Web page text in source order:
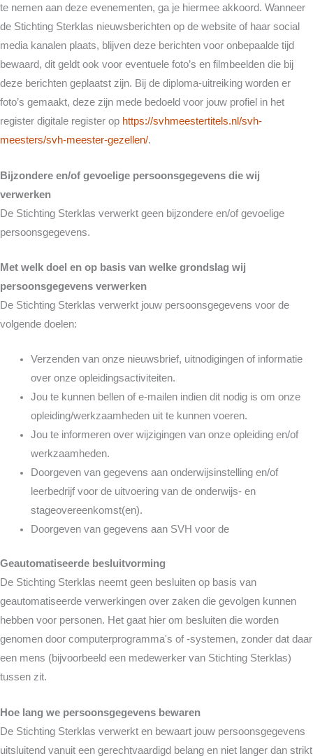
te nemen aan deze evenementen, ga je hiermee akkoord. Wanneer
de Stichting Sterklas nieuwsberichten op de website of haar social
media kanalen plaats, blijven deze berichten voor onbepaalde tijd
bewaard, dit geldt ook voor eventuele foto’s en filmbeelden die bij
deze berichten geplaatst zijn. Bij de diploma-uitreiking worden er
foto’s gemaakt, deze zijn mede bedoeld voor jouw profiel in het
register digitale register op https://svhmeestertitels.nl/svh-
meesters/svh-meester-gezellen/.
Bijzondere en/of gevoelige persoonsgegevens die wij
verwerken
De Stichting Sterklas verwerkt geen bijzondere en/of gevoelige
persoonsgegevens.
Met welk doel en op basis van welke grondslag wij
persoonsgegevens verwerken
De Stichting Sterklas verwerkt jouw persoonsgegevens voor de
volgende doelen:
Verzenden van onze nieuwsbrief, uitnodigingen of informatie
over onze opleidingsactiviteiten.
Jou te kunnen bellen of e-mailen indien dit nodig is om onze
opleiding/werkzaamheden uit te kunnen voeren.
Jou te informeren over wijzigingen van onze opleiding en/of
werkzaamheden.
Doorgeven van gegevens aan onderwijsinstelling en/of
leerbedrijf voor de uitvoering van de onderwijs- en
stageovereenkomst(en).
Doorgeven van gegevens aan SVH voor de
Geautomatiseerde besluitvorming
De Stichting Sterklas neemt geen besluiten op basis van
geautomatiseerde verwerkingen over zaken die gevolgen kunnen
hebben voor personen. Het gaat hier om besluiten die worden
genomen door computerprogramma's of -systemen, zonder dat daar
een mens (bijvoorbeeld een medewerker van Stichting Sterklas)
tussen zit.
Hoe lang we persoonsgegevens bewaren
De Stichting Sterklas verwerkt en bewaart jouw persoonsgegevens
uitsluitend vanuit een gerechtvaardigd belang en niet langer dan strikt